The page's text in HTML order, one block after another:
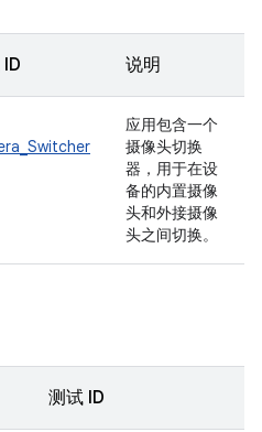
说明
应用包含一个
摄像头切换
器，用于在设
备的内置摄像
头和外接摄像
头之间切换。
测试 ID